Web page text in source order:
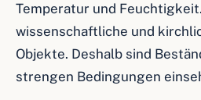
Temperatur und
wissenschaftliche und
Objekte. Deshalb sind
strengen Bedingungen